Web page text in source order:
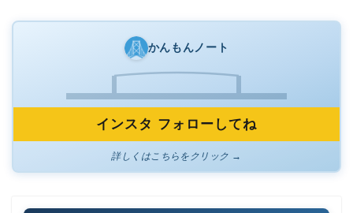
かんもんノート
インスタ フォローしてね
詳しくはこちらをクリック →